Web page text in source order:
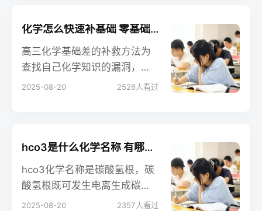
走，要知道自己哪里学会了，
哪里还存在疑问，然后及时补
救。
化学怎么快速补基础 零基础如何提分
高三化学基础差的补救方法为
查找自己化学知识的漏洞，记
录下来，针对性地进行提高。
等进行复习和巩固。
2025-08-20 2526人看过
hco3是什么化学名称 有哪些特点
hco3化学名称是碳酸氢根，碳
酸氢根既可发生电离生成碳酸
根离子（CO3²⁻）和氢离子（H
2025-08-20 2357人看过